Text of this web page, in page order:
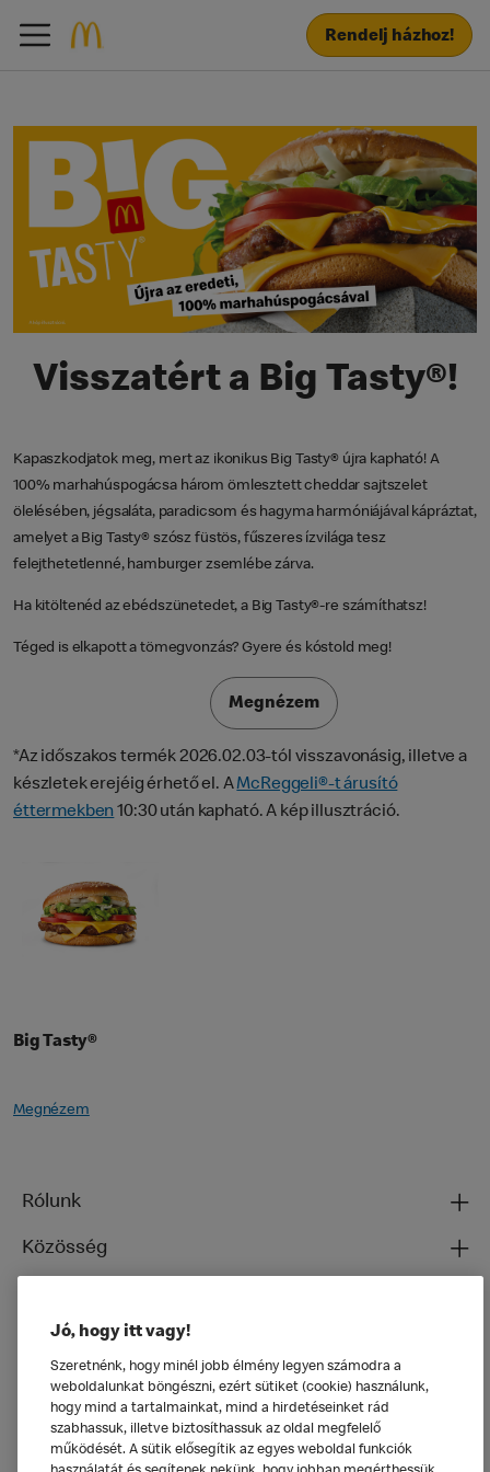
Rendelj házhoz!
Visszatért a Big Tasty®!
Kapaszkodjatok meg, mert az ikonikus Big Tasty® újra kapható! A
100% marhahúspogácsa három ömlesztett cheddar sajtszelet
ölelésében, jégsaláta, paradicsom és hagyma harmóniájával kápráztat,
amelyet a Big Tasty® szósz füstös, fűszeres ízvilága tesz
felejthetetlenné, hamburger zsemlébe zárva.
Ha kitöltenéd az ebédszünetedet, a Big Tasty®-re számíthatsz!
Téged is elkapott a tömegvonzás? Gyere és kóstold meg!
Megnézem
*Az időszakos termék 2026.02.03-tól visszavonásig, illetve a
készletek erejéig érhető el. AMcReggeli®-t árusító
éttermekben 10:30 után kapható. A kép illusztráció.
Big Tasty®
Megnézem
Rólunk
Közösség
Általános
Jó, hogy itt vagy!
Szeretnénk, hogy minél jobb élmény legyen számodra a
weboldalunkat böngészni, ezért sütiket (cookie) használunk,
hogy mind a tartalmainkat, mind a hirdetéseinket rád
szabhassuk, illetve biztosíthassuk az oldal megfelelő
működését. A sütik elősegítik az egyes weboldal funkciók